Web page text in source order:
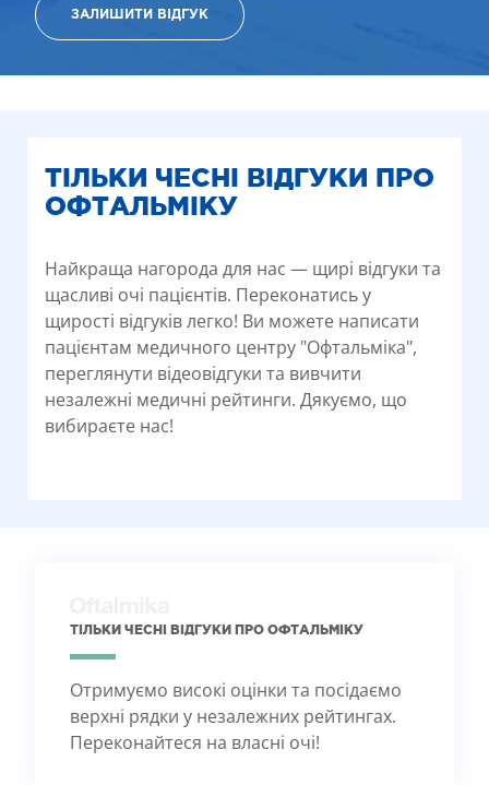
ЗАЛИШИТИ ВІДГУК
ТІЛЬКИ ЧЕСНІ ВІДГУКИ ПРО
ОФТАЛЬМІКУ
Найкраща нагорода для нас — щирі відгуки та
щасливі очі пацієнтів. Переконатись у
щирості відгуків легко! Ви можете написати
пацієнтам медичного центру "Офтальміка",
переглянути відеовідгуки та вивчити
незалежні медичні рейтинги. Дякуємо, що
вибираєте нас!
ТІЛЬКИ ЧЕСНІ ВІДГУКИ ПРО ОФТАЛЬМІКУ
Отримуємо високі оцінки та посідаємо
верхні рядки у незалежних рейтингах.
Переконайтеся на власні очі!